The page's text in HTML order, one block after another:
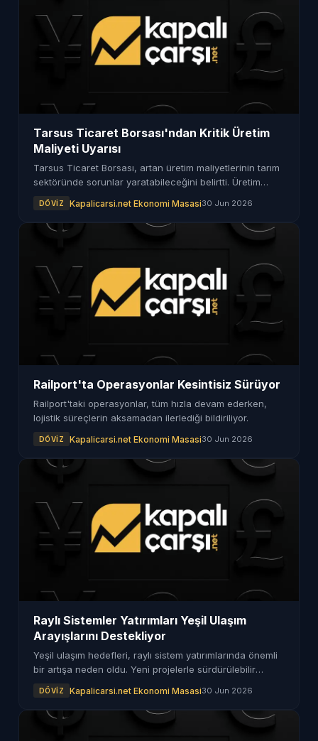
Tarsus Ticaret Borsası'ndan Kritik Üretim
Maliyeti Uyarısı
Tarsus Ticaret Borsası, artan üretim maliyetlerinin tarım
sektöründe sorunlar yaratabileceğini belirtti. Üretim
DÖVIZ Kapalicarsi.net Ekonomi Masasi30 Jun 2026
Railport'ta Operasyonlar Kesintisiz Sürüyor
Railport'taki operasyonlar, tüm hızla devam ederken,
lojistik süreçlerin aksamadan ilerlediği bildiriliyor.
DÖVIZ Kapalicarsi.net Ekonomi Masasi30 Jun 2026
Raylı Sistemler Yatırımları Yeşil Ulaşım
Arayışlarını Destekliyor
Yeşil ulaşım hedefleri, raylı sistem yatırımlarında önemli
bir artışa neden oldu. Yeni projelerle sürdürülebilir
DÖVIZ Kapalicarsi.net Ekonomi Masasi30 Jun 2026